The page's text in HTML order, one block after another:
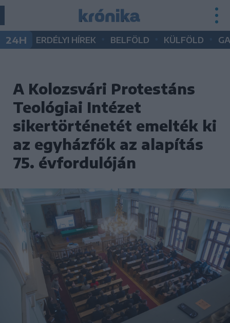
24H ERDÉLYI HÍREK BELFÖLD KÜLFÖLD
A Kolozsvári Protestáns
Teológiai Intézet
sikertörténetét emelték ki
az egyházfők az alapítás
75. évfordulóján